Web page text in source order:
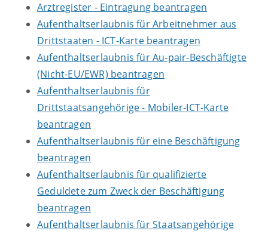
Arztregister - Eintragung beantragen
Aufenthaltserlaubnis für Arbeitnehmer aus
Drittstaaten - ICT-Karte beantragen
Aufenthaltserlaubnis für Au-pair-Beschäftigte
(Nicht-EU/EWR) beantragen
Aufenthaltserlaubnis für
Drittstaatsangehörige - Mobiler-ICT-Karte
beantragen
Aufenthaltserlaubnis für eine Beschäftigung
beantragen
Aufenthaltserlaubnis für qualifizierte
Geduldete zum Zweck der Beschäftigung
beantragen
Aufenthaltserlaubnis für Staatsangehörige